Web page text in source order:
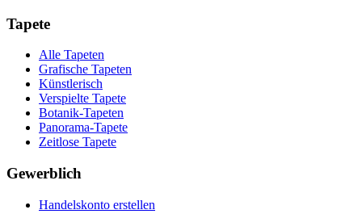
Tapete
Alle Tapeten
Grafische Tapeten
Künstlerisch
Verspielte Tapete
Botanik-Tapeten
Panorama-Tapete
Zeitlose Tapete
Gewerblich
Handelskonto erstellen